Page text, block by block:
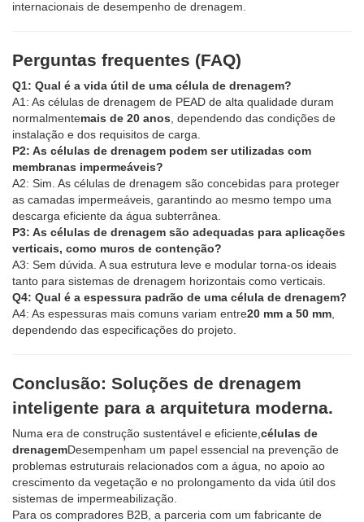
internacionais de desempenho de drenagem.
Perguntas frequentes (FAQ)
Q1: Qual é a vida útil de uma célula de drenagem?
A1: As células de drenagem de PEAD de alta qualidade duram
normalmentemais de 20 anos , dependendo das condições de
instalação e dos requisitos de carga.
P2: As células de drenagem podem ser utilizadas com
membranas impermeáveis?
A2: Sim. As células de drenagem são concebidas para proteger
as camadas impermeáveis, garantindo ao mesmo tempo uma
descarga eficiente da água subterrânea.
P3: As células de drenagem são adequadas para aplicações
verticais, como muros de contenção?
A3: Sem dúvida. A sua estrutura leve e modular torna-os ideais
tanto para sistemas de drenagem horizontais como verticais.
Q4: Qual é a espessura padrão de uma célula de drenagem?
A4: As espessuras mais comuns variam entre20 mm a 50 mm
dependendo das especificações do projeto.
Conclusão: Soluções de drenagem
inteligente para a arquitetura moderna.
Numa era de construção sustentável e eficiente, células de
drenagemDesempenham um papel essencial na prevenção de
problemas estruturais relacionados com a água, no apoio ao
crescimento da vegetação e no prolongamento da vida útil dos
sistemas de impermeabilização.
Para os compradores B2B, a parceria com um fabricante de